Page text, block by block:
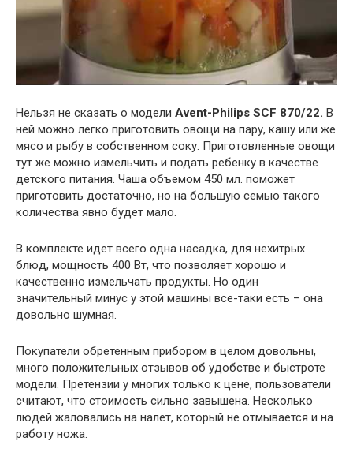
Нельзя не сказать о модели Avent-Philips SCF 870/22. В
ней можно легко приготовить овощи на пару, кашу или же
мясо и рыбу в собственном соку. Приготовленные овощи
тут же можно измельчить и подать ребенку в качестве
детского питания. Чаша объемом 450 мл. поможет
приготовить достаточно, но на большую семью такого
количества явно будет мало.
В комплекте идет всего одна насадка, для нехитрых
блюд, мощность 400 Вт, что позволяет хорошо и
качественно измельчать продукты. Но один
значительный минус у этой машины все-таки есть – она
довольно шумная.
Покупатели обретенным прибором в целом довольны,
много положительных отзывов об удобстве и быстроте
модели. Претензии у многих только к цене, пользователи
считают, что стоимость сильно завышена. Несколько
людей жаловались на налет, который не отмывается и на
работу ножа.